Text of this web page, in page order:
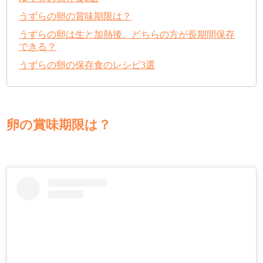
うずらの卵の賞味期限は？
うずらの卵は生と加熱後、どちらの方が長期間保存
できる？
うずらの卵の保存食のレシピ3選
卵の賞味期限は？